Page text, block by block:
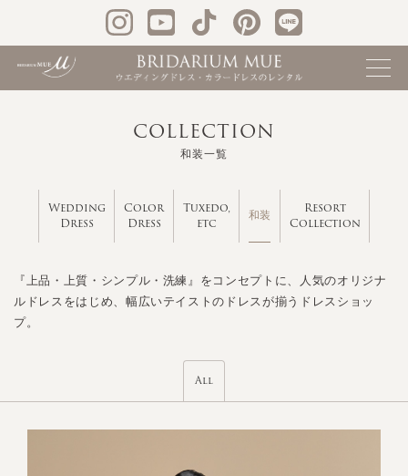
COLLECTION
和装一覧
Wedding
Dress
Color
Dress
Tuxedo,
etc
和装
Resort
Collection
『上品・上質・シンプル・洗練』をコンセプトに、人気のオリジナ
ルドレスをはじめ、幅広いテイストのドレスが揃うドレスショッ
プ。
All